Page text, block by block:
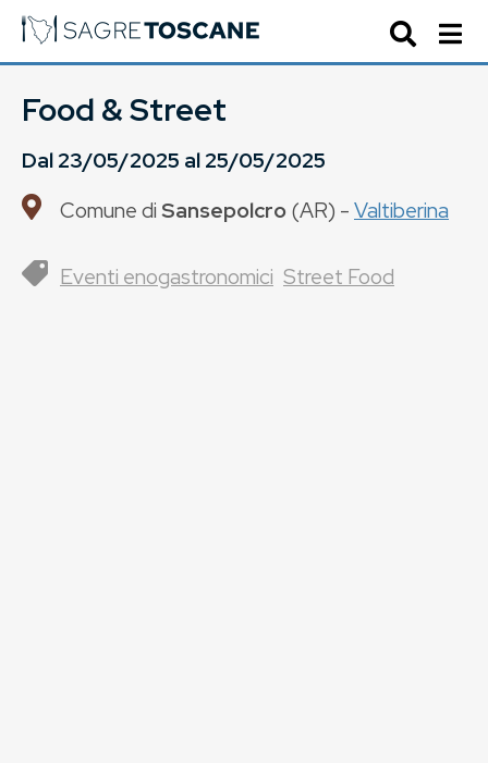
Food & Street
Dal23/05/2025 al25/05/2025
Comune diSansepolcro(AR) -Valtiberina
Eventi enogastronomici Street Food